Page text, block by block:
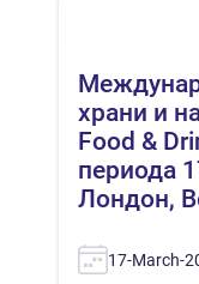
храни и
Fооd &
периода
Лондон,
17-March-